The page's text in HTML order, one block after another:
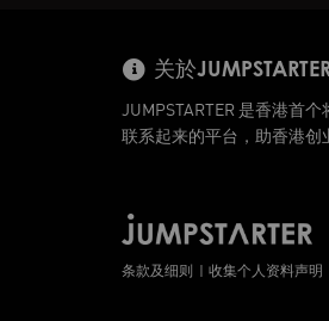
关於
JUMPSTARTER 是香港首
联系起来的平台，助香港创
条款及细则 收集个人资料声明